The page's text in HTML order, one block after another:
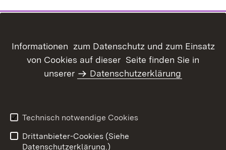
Informationen zum Datenschutz und zum Einsatz
von Cookies auf dieser Seite finden Sie in
unserer
Datenschutzerklärung
Technisch notwendige Cookies
Drittanbieter-Cookies (Siehe
Datenschutzerklärung.)